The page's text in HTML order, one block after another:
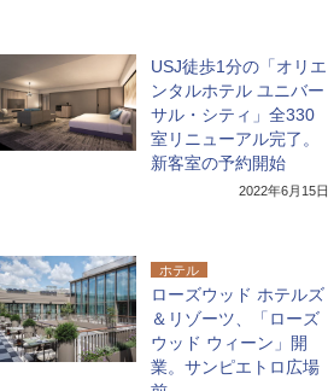
USJ徒歩1分の「オリエ
ンタルホテル ユニバー
サル・シティ」全330
室リニューアル完了。
新客室の予約開始
2022年6月15日
ホテル
ローズウッド ホテルズ
＆リゾーツ、「ローズ
ウッド ウィーン」開
業。サンピエトロ広場